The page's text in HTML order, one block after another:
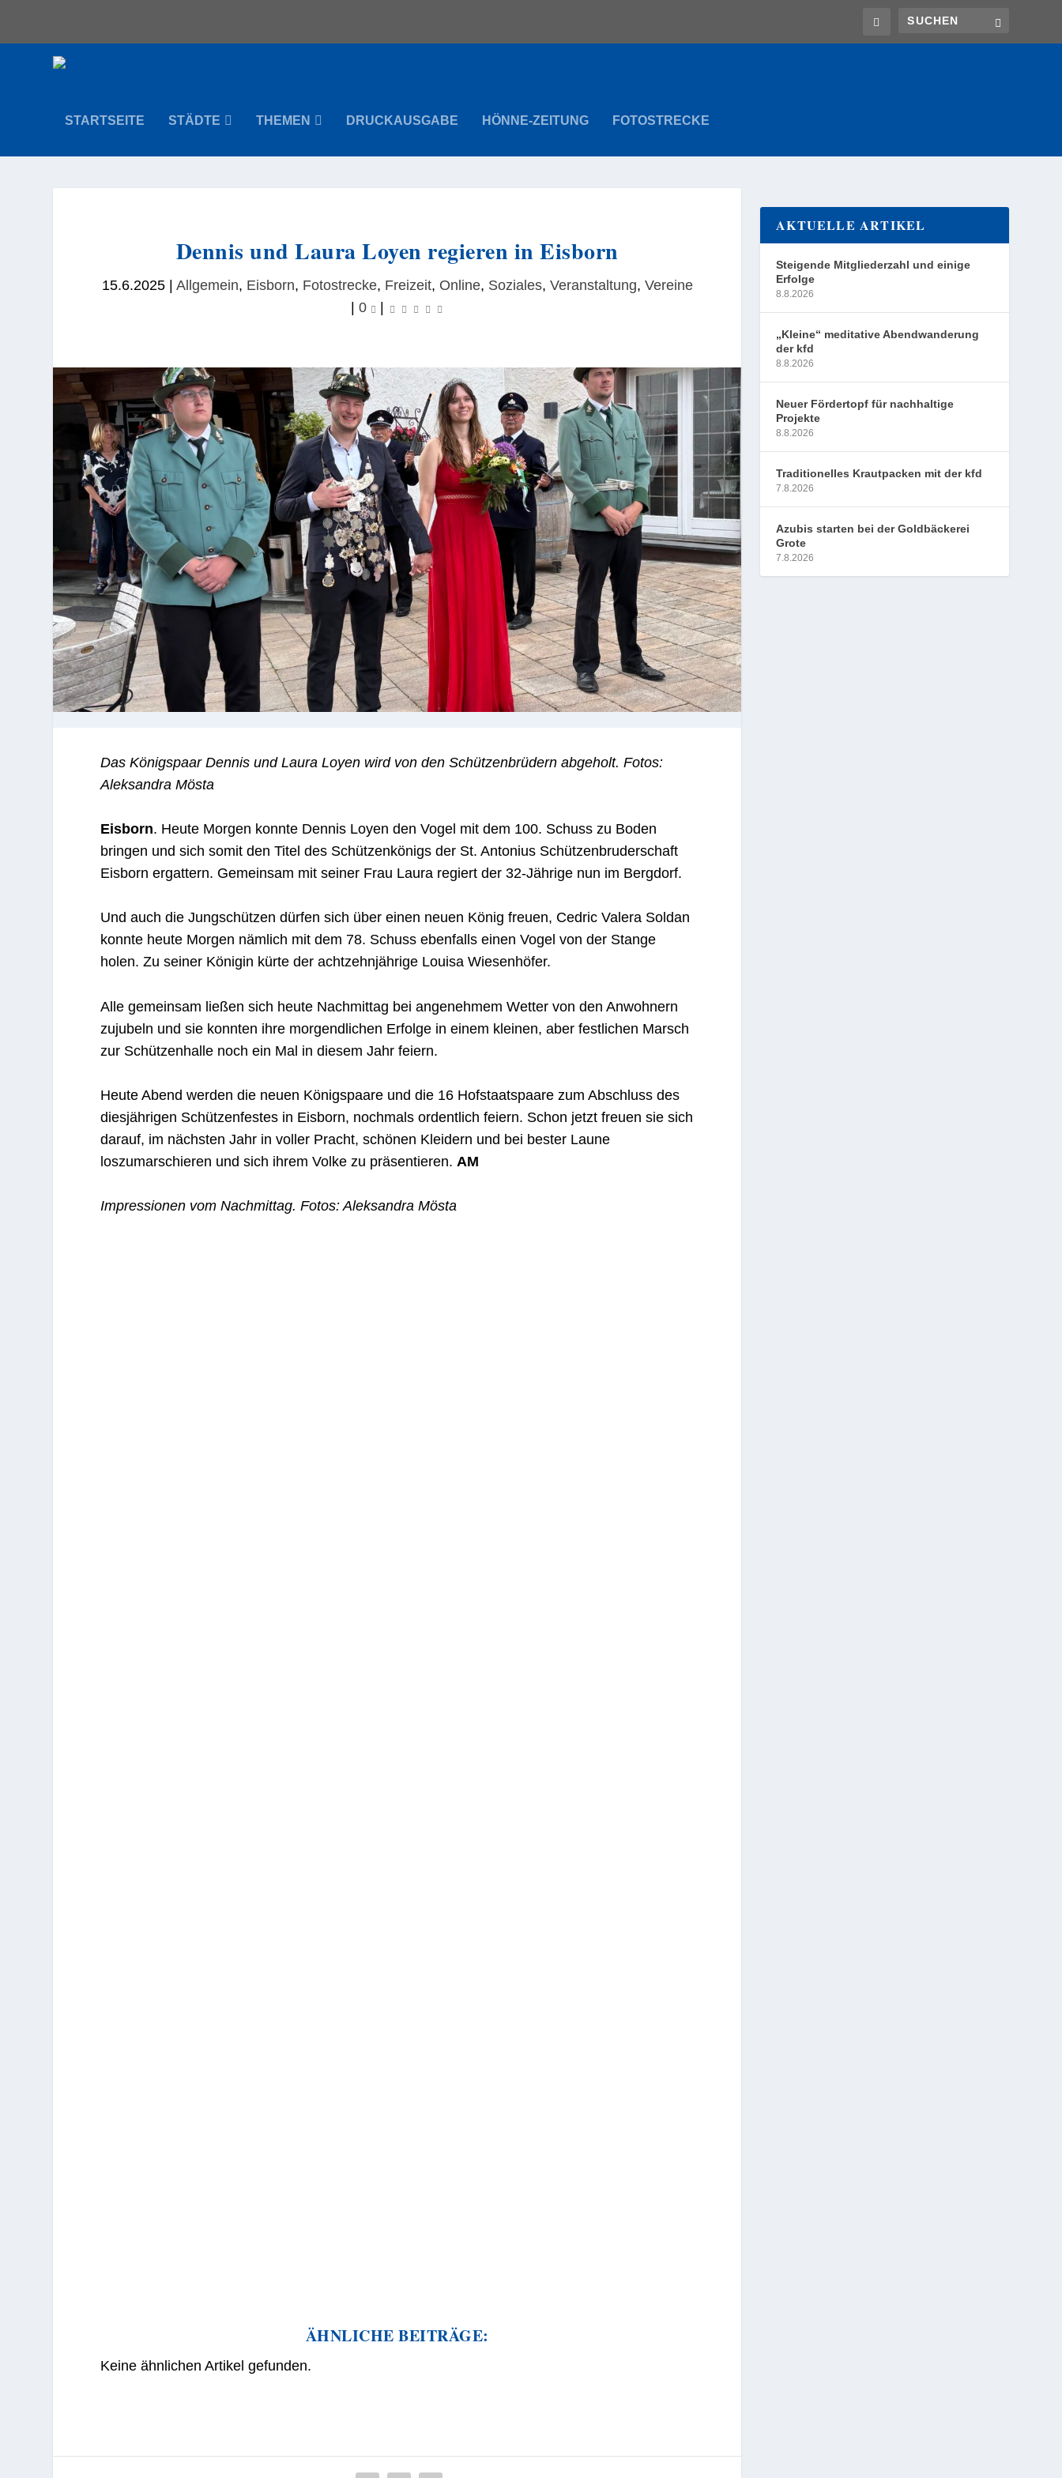
STARTSEITE STÄDTE THEMEN DRUCKAUSGABE HÖNNE-ZEITUNG FOTOSTRECKE
Dennis und Laura Loyen regieren in Eisborn
15.6.2025| Allgemein, Eisborn, Fotostrecke, Freizeit, Online, Soziales, Veranstaltung, Vereine
|0
Das Königspaar Dennis und Laura Loyen wird von den Schützenbrüdern abgeholt. Fotos:
Aleksandra Mösta
Eisborn. Heute Morgen konnte Dennis Loyen den Vogel mit dem 100. Schuss zu Boden
bringen und sich somit den Titel des Schützenkönigs der St. Antonius Schützenbruderschaft
Eisborn ergattern. Gemeinsam mit seiner Frau Laura regiert der 32-Jährige nun im Bergdorf.
Und auch die Jungschützen dürfen sich über einen neuen König freuen, Cedric Valera Soldan
konnte heute Morgen nämlich mit dem 78. Schuss ebenfalls einen Vogel von der Stange
holen. Zu seiner Königin kürte der achtzehnjährige Louisa Wiesenhöfer.
Alle gemeinsam ließen sich heute Nachmittag bei angenehmem Wetter von den Anwohnern
zujubeln und sie konnten ihre morgendlichen Erfolge in einem kleinen, aber festlichen Marsch
zur Schützenhalle noch ein Mal in diesem Jahr feiern.
Heute Abend werden die neuen Königspaare und die 16 Hofstaatspaare zum Abschluss des
diesjährigen Schützenfestes in Eisborn, nochmals ordentlich feiern. Schon jetzt freuen sie sich
darauf, im nächsten Jahr in voller Pracht, schönen Kleidern und bei bester Laune
loszumarschieren und sich ihrem Volke zu präsentieren. AM
Impressionen vom Nachmittag. Fotos: Aleksandra Mösta
ÄHNLICHE BEITRÄGE:
Keine ähnlichen Artikel gefunden.
AKTUELLE ARTIKEL
Steigende Mitgliederzahl und einige
Erfolge
8.8.2026
„Kleine“ meditative Abendwanderung
der kfd
8.8.2026
Neuer Fördertopf für nachhaltige
Projekte
8.8.2026
Traditionelles Krautpacken mit der kfd
7.8.2026
Azubis starten bei der Goldbäckerei
Grote
7.8.2026